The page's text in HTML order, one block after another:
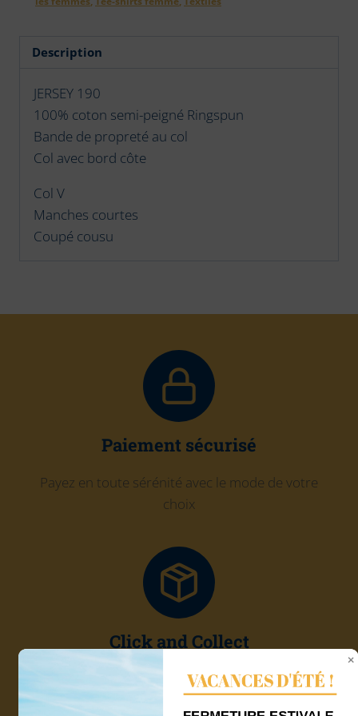
3
Chausey
le
Cœur
Description
JERSEY 190
100% coton semi-peigné Ringspun
Bande de propreté au col
Col avec bord côte
Col V
Manches courtes
Coupé cousu
Paiement sécurisé
Payez en toute sérénité avec le mode de votre
choix
Click and Collect
Récupérez gratuitement votre commande chez
Quadri'7
VACANCES D'ÉTÉ !